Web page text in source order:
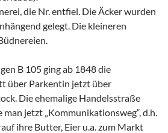
die Nr. entfiel. Die Äcker wurden
gelegt. Die kleineren
B 105 ging ab 1848 die
über Parkentin jetzt über
Die ehemalige Handelsstraße
jetzt „Kommunikationsweg“, d.h.
ihre Butter, Eier u.a. zum Markt